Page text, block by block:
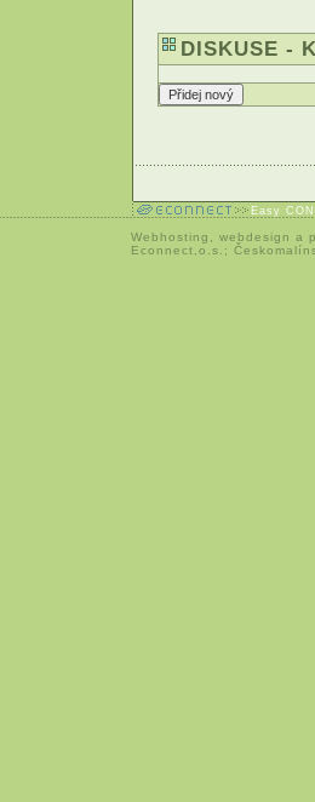
DISKUSE -
Easy
Webhosting webdesign a
Econnect,o.s.;